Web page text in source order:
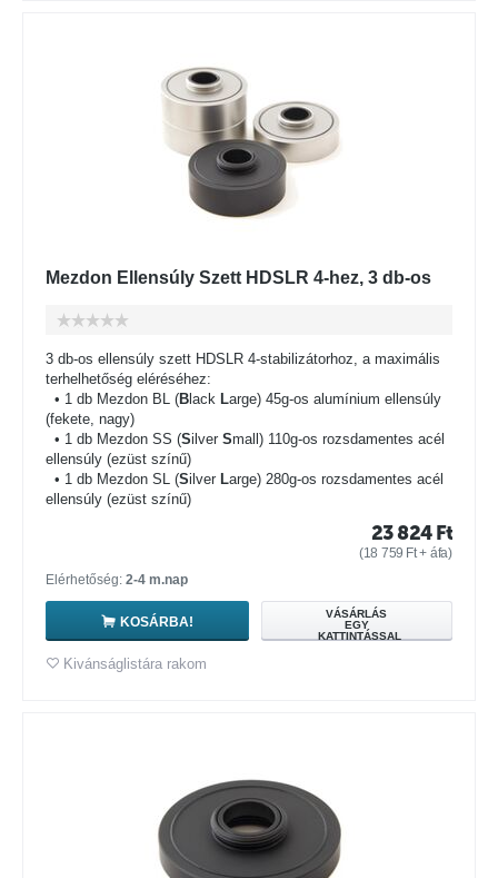
Mezdon Ellensúly Szett HDSLR 4-hez, 3 db-os
3 db-os ellensúly szett HDSLR 4-stabilizátorhoz, a maximális
terhelhetőség eléréséhez:
• 1 db Mezdon BL (B lack Large) 45g-os alumínium ellensúly
(fekete, nagy)
• 1 db Mezdon SS (Silver Small) 110g-os rozsdamentes acél
ellensúly (ezüst színű)
• 1 db Mezdon SL (Silver Large) 280g-os rozsdamentes acél
ellensúly (ezüst színű)
23 824 Ft
(18 759 Ft+ áfa)
Elérhetőség: 2-4 m.nap
KOSÁRBA!
VÁSÁRLÁS
EGY
KATTINTÁSSAL
Kivánságlistára rakom